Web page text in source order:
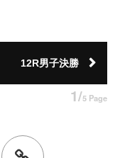
12R男子決勝
1/5 Page